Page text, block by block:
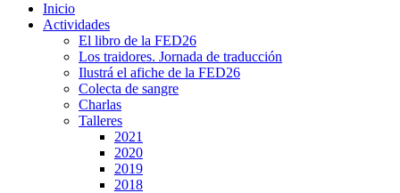
Inicio
Actividades
El libro de la FED26
Los traidores. Jornada de traducción
Ilustrá el afiche de la FED26
Colecta de sangre
Charlas
Talleres
2021
2020
2019
2018